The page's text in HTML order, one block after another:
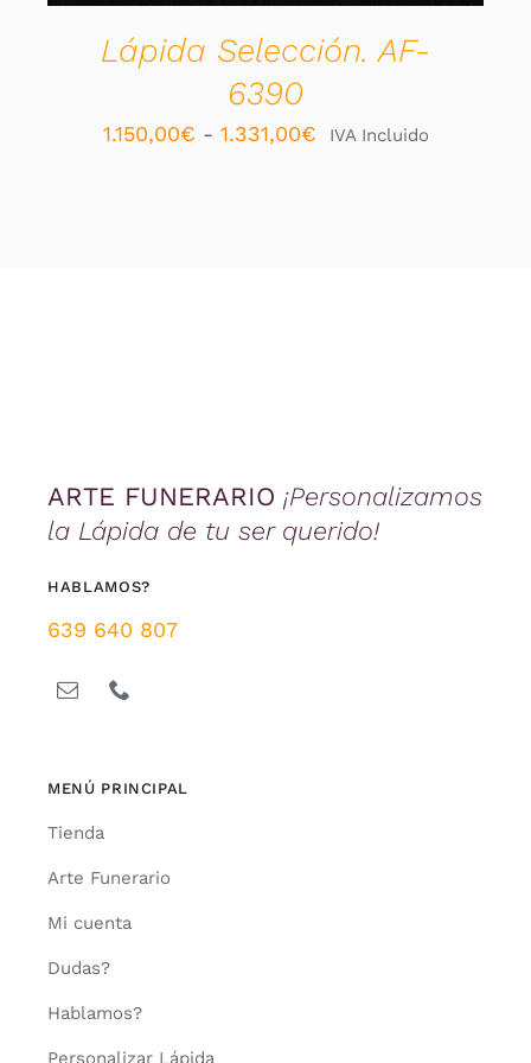
PUEDEN
ELEGIR
EN
DE
Lápida Selección. AF-
6390
1.150,00€ - 1.331,00€Rango
IVA Incluido
ARTE FUNERARIO ¡Personalizamos
la Lápida de tu ser querido!
HABLAMOS?
639 640 807
MENÚ PRINCIPAL
Tienda
Arte Funerario
Mi cuenta
Dudas?
Hablamos?
Personalizar Lápida